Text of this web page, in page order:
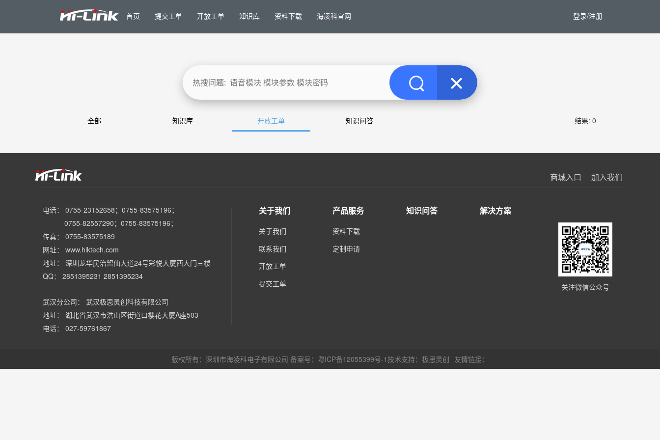
首页 提交工单 开放工单 知识库 资料下载 海凌科官网 登录/注册
全部 知识库 开放工单 知识问答 结果: 0
商城入口 加入我们
电话： 0755-23152658；0755-83575196；
0755-82557290；0755-83575196；
传真： 0755-83575189
网址： www.hlktech.com
地址： 深圳龙华民治留仙大道24号彩悦大厦西大门三楼
QQ： 2851395231 2851395234
武汉分公司： 武汉极思灵创科技有限公司
地址： 湖北省武汉市洪山区街道口樱花大厦A座503
电话： 027-59761867
关于我们
关于我们
联系我们
开放工单
提交工单
产品服务
资料下载
定制申请
知识问答 解决方案
关注微信公众号
版权所有：深圳市海凌科电子有限公司 备案号：粤ICP备12055399号-1技术支持： 极思灵创 友情链接：